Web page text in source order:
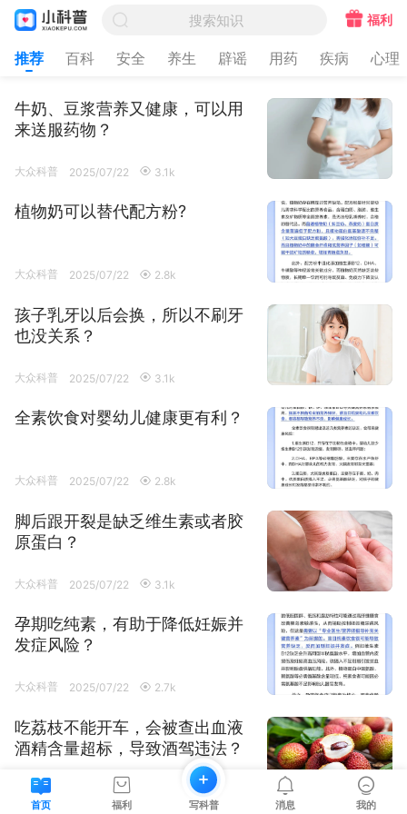
 搜索知识 福利
推荐 百科 安全 养生 辟谣 用药 疾病 心理
0个新知识已出炉，一起来学习吧~
牛奶、豆浆营养又健康，可以用
来送服药物？
大众科普 2025/07/22  3.1k
植物奶可以替代配方粉?
大众科普 2025/07/22  2.8k
孩子乳牙以后会换，所以不刷牙
也没关系？
大众科普 2025/07/22  3.1k
全素饮食对婴幼儿健康更有利？
大众科普 2025/07/22  2.8k
脚后跟开裂是缺乏维生素或者胶
原蛋白？
大众科普 2025/07/22  3.1k
孕期吃纯素，有助于降低妊娠并
发症风险？
大众科普 2025/07/22  2.7k
吃荔枝不能开车，会被查出血液
酒精含量超标，导致酒驾违法？
大众科普 2025/07/22

首页

福利

写科普

消息

我的